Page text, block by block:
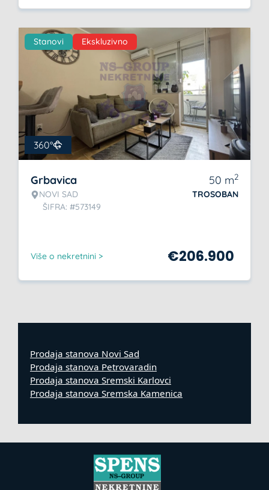
Stanovi Ekskluzivno
360°
Grbavica
NOVI SAD
ŠIFRA: #573149
50 m2
TROSOBAN
Više o nekretnini > €206.900
Prodaja stanova Novi Sad
Prodaja stanova Petrovaradin
Prodaja stanova Sremski Karlovci
Prodaja stanova Sremska Kamenica